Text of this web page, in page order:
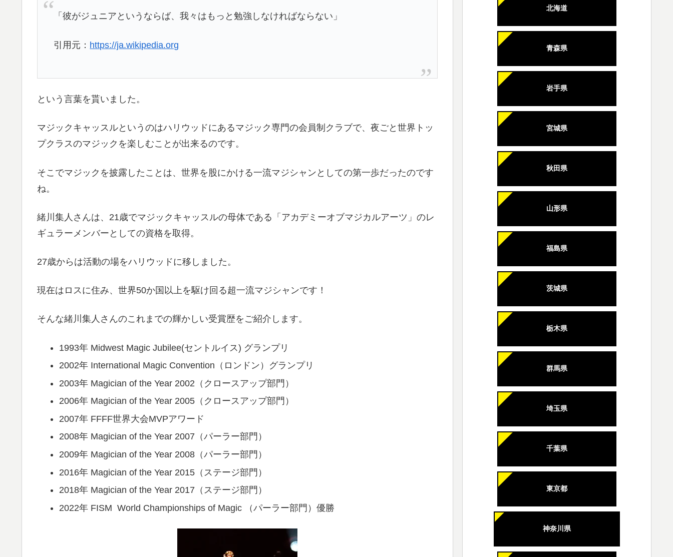
「彼がジュニアというならば、我々はもっと勉強しなければならない」
引用元： https://ja.wikipedia.org
という言葉を貰いました。
マジックキャッスルというのはハリウッドにあるマジック専門の会員制クラブで、夜ごと世界トッ
プクラスのマジックを楽しむことが出来るのです。
そこでマジックを披露したことは、世界を股にかける一流マジシャンとしての第一歩だったのです
ね。
緒川集人さんは、21歳でマジックキャッスルの母体である「アカデミーオブマジカルアーツ」のレ
ギュラーメンバーとしての資格を取得。
27歳からは活動の場をハリウッドに移しました。
現在はロスに住み、世界50か国以上を駆け回る超一流マジシャンです！
そんな緒川集人さんのこれまでの輝かしい受賞歴をご紹介します。
1993年 Midwest Magic Jubilee(セントルイス) グランプリ
2002年 International Magic Convention（ロンドン）グランプリ
2003年 Magician of the Year 2002（クロースアップ部門）
2006年 Magician of the Year 2005（クロースアップ部門）
2007年 FFFF世界大会MVPアワード
2008年 Magician of the Year 2007（パーラー部門）
2009年 Magician of the Year 2008（パーラー部門）
2016年 Magician of the Year 2015（ステージ部門）
2018年 Magician of the Year 2017（ステージ部門）
2022年 FISM World Championships of Magic （パーラー部門）優勝
北海道
青森県
岩手県
宮城県
秋田県
山形県
福島県
茨城県
栃木県
群馬県
埼玉県
千葉県
東京都
神奈川県